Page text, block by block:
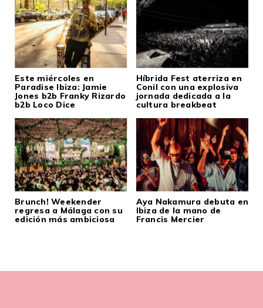
Este miércoles en
Paradise Ibiza: Jamie
Jones b2b Franky Rizardo
b2b Loco Dice
Híbrida Fest aterriza en
Conil con una explosiva
jornada dedicada a la
cultura breakbeat
Brunch! Weekender
regresa a Málaga con su
edición más ambiciosa
Aya Nakamura debuta en
Ibiza de la mano de
Francis Mercier